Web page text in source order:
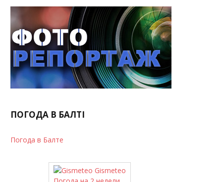
ПОГОДА В БАЛТІ
Погода в Балте
Gismeteo